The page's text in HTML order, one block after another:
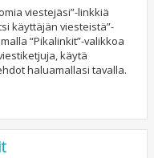
viestejäsi”-linkkiä
käyttäjän viesteistä”-
“Pikalinkit”-valikkoa
käytä
haluamallasi tavalla.